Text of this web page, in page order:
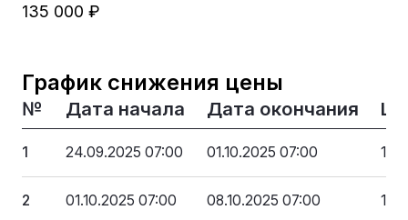
135 000 ₽
График снижения цены
№ Дата начала Дата окончания
1 24.09.2025 07:00 01.10.2025 07:00
2 01.10.2025 07:00 08.10.2025 07:00 118